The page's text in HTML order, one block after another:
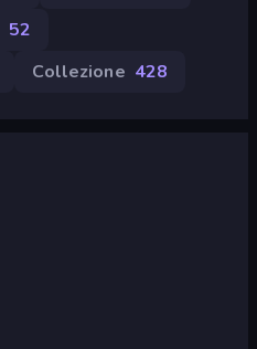
52
Collezione 428